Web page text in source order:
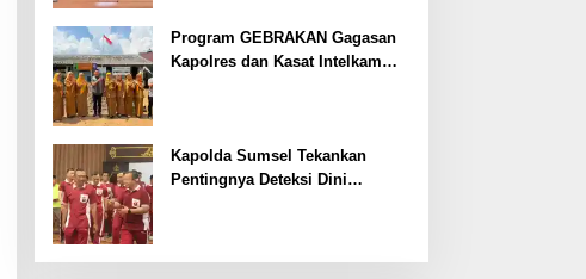
Program GEBRAKAN Gagasan
Kapolres dan Kasat Intelkam
Kapolda Sumsel Tekankan
Pentingnya Deteksi Dini